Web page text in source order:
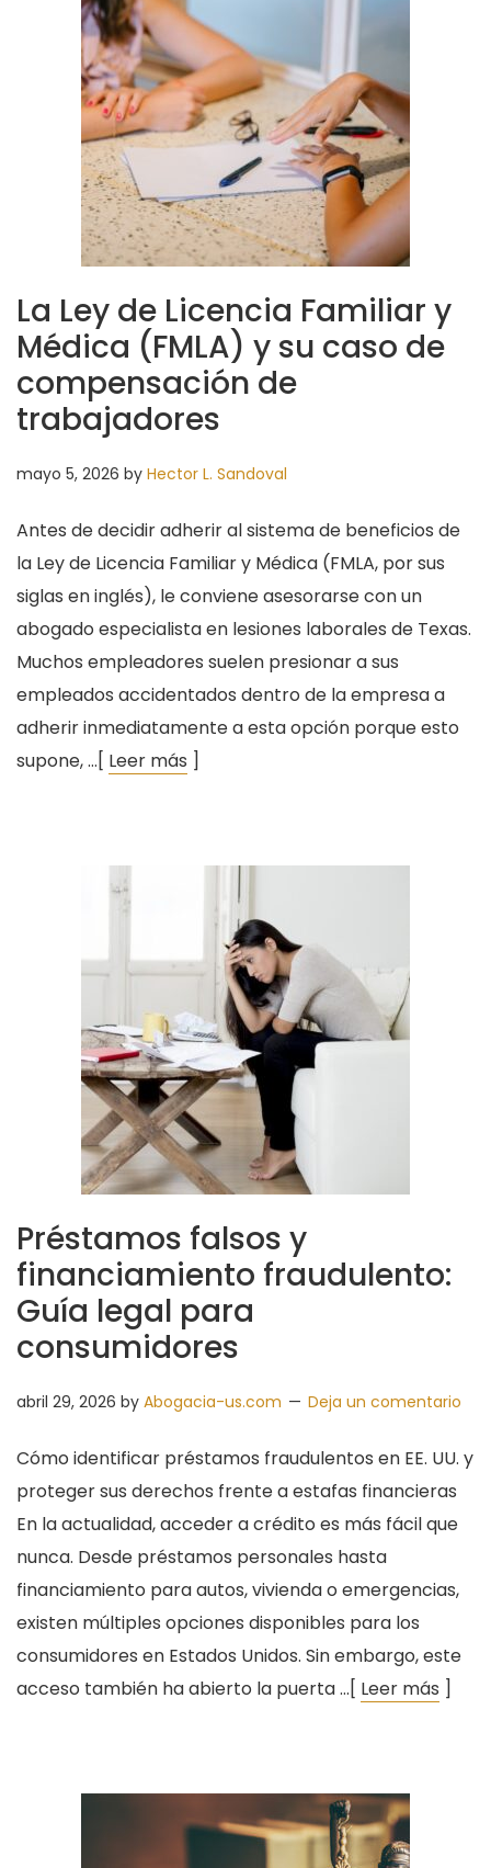
La Ley de Licencia Familiar y
Médica (FMLA) y su caso de
compensación de
trabajadores
mayo 5, 2026 by Hector L. Sandoval
Antes de decidir adherir al sistema de beneficios de
la Ley de Licencia Familiar y Médica (FMLA, por sus
siglas en inglés), le conviene asesorarse con un
abogado especialista en lesiones laborales de Texas.
Muchos empleadores suelen presionar a sus
empleados accidentados dentro de la empresa a
adherir inmediatamente a esta opción porque esto
supone, …[ Leer más ]
Préstamos falsos y
financiamiento fraudulento:
Guía legal para
consumidores
abril 29, 2026 by Abogacia-us.com Deja un comentario
Cómo identificar préstamos fraudulentos en EE. UU. y
proteger sus derechos frente a estafas financieras
En la actualidad, acceder a crédito es más fácil que
nunca. Desde préstamos personales hasta
financiamiento para autos, vivienda o emergencias,
existen múltiples opciones disponibles para los
consumidores en Estados Unidos. Sin embargo, este
acceso también ha abierto la puerta …[ Leer más ]